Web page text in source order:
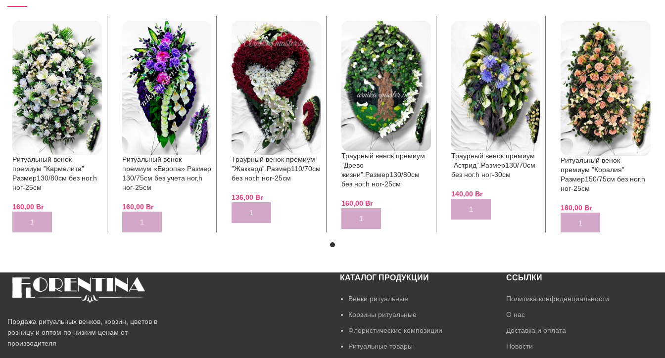
Ритуальный венок
премиум ”Кармелита”
Размер130/80см без ног.h
ног-25см
160,00 Br
ADD TO CART
Ритуальный венок
премиум «Европа» Размер
130/75см без учета ног,h
ног-25см
160,00 Br
ADD TO CART
Траурный венок премиум
”Жаккард”.Размер110/70см
без ног.h ног-25см
136,00 Br
ADD TO CART
Траурный венок премиум
”Древо
жизни”.Размер130/80см
без ног.h ног-25см
160,00 Br
ADD TO CART
Траурный венок премиум
”Астрид”.Размер130/70см
без ног.h ног-30см
140,00 Br
ADD TO CART
Ритуальный венок
премиум ”Коралия”
Размер150/75см без ног.h
ног-25см
160,00 Br
ADD TO CART
Продажа ритуальных венков, корзин, цветов в
розницу и оптом по низким ценам от
производителя
КАТАЛОГ ПРОДУКЦИИ
Венки ритуальные
Корзины ритуальные
Флористические композиции
Ритуальные товары
ССЫЛКИ
Политика конфиденциальности
О нас
Доставка и оплата
Новости